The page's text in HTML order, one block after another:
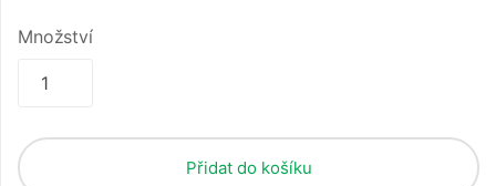
Množství
Přidat do košíku